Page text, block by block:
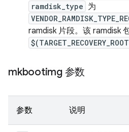
ramdisk_type 为
ramdisk 片段。该 ramdisk
mkbootimg 参数
参数 说明